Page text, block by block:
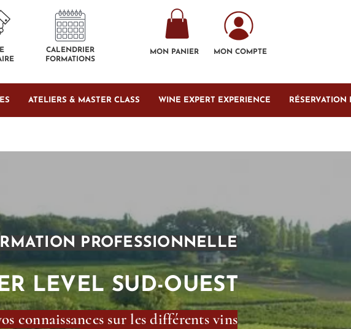
CALENDRIER
FORMATIONS
MON PANIER MON COMPTE
ATELIERS & MASTER CLASS WINE EXPERT EXPERIENCE
PROFESSIONNELLE
LEVEL SUD-OUEST
connaissances sur les différents vins